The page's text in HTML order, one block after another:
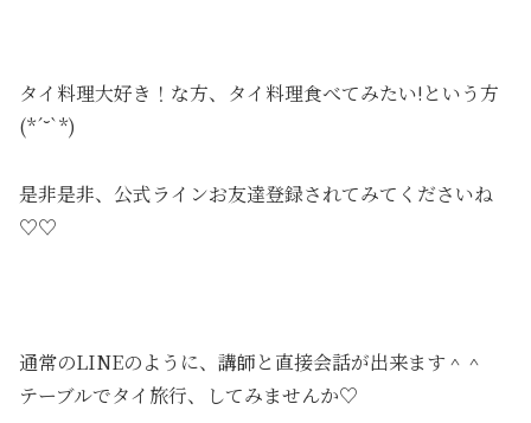
タイ料理大好き！な方、タイ料理食べてみたい!という方
(*´˘`*)
是非是非、公式ラインお友達登録されてみてくださいね
♡♡
通常のLINEのように、講師と直接会話が出来ます＾＾
テーブルでタイ旅行、してみませんか♡